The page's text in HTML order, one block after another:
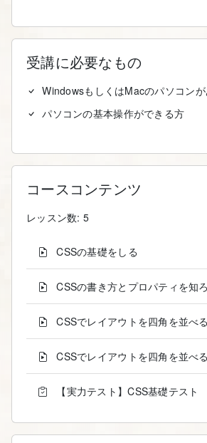
受講に必要なもの
WindowsもしくはMacのパソコン
パソコンの基本操作ができる方
コースコンテンツ
レッスン数: 5
CSSの基礎をしる
CSSの書き方とプロパティを知
CSSでレイアウトを四角を並べ
CSSでレイアウトを四角を並べ
【実力テスト】CSS基礎テスト